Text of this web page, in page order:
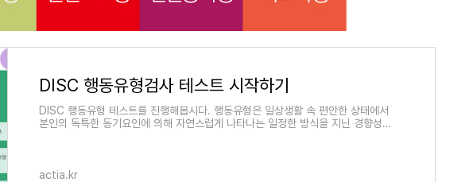
DISC 행동유형검사 테스트 시작하기
DISC 행동유형 테스트를 진행해봅시다. 행동유형은 일상생활 속 편안한 상태에서
본인의 독특한 동기요인에 의해 자연스럽게 나타나는 일정한 방식을 지닌 경향성입
actia.kr